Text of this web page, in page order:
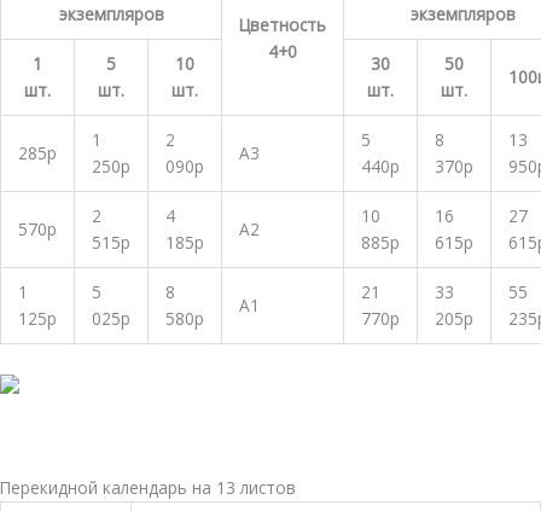
экземпляров
Цветность
4+0
экземпляров
1
шт.
5
шт.
10
шт.
30
шт.
50
шт.
285р
1
250р
2
090р
А3
5
440р
8
370р
13
570р
2
515р
4
185р
А2
10
885р
16
615р
27
1
125р
5
025р
8
580р
А1
21
770р
33
205р
55
Перекидной календарь на 13 листов